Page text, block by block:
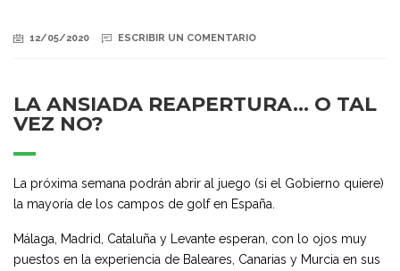
12/05/2020 ESCRIBIR UN COMENTARIO
LA ANSIADA REAPERTURA… O TAL
VEZ NO?
La próxima semana podrán abrir al juego (si el Gobierno quiere)
la mayoría de los campos de golf en España.
Málaga, Madrid, Cataluña y Levante esperan, con lo ojos muy
puestos en la experiencia de Baleares, Canarias y Murcia en sus